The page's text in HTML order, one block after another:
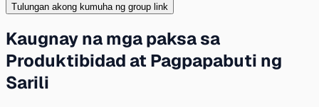
Tulungan akong kumuha ng group link
Kaugnay na mga paksa sa
Produktibidad at Pagpapabuti ng
Sarili